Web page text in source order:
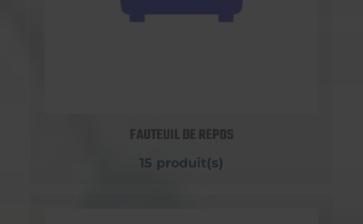
FAUTEUIL DE REPOS
15 produit(s)